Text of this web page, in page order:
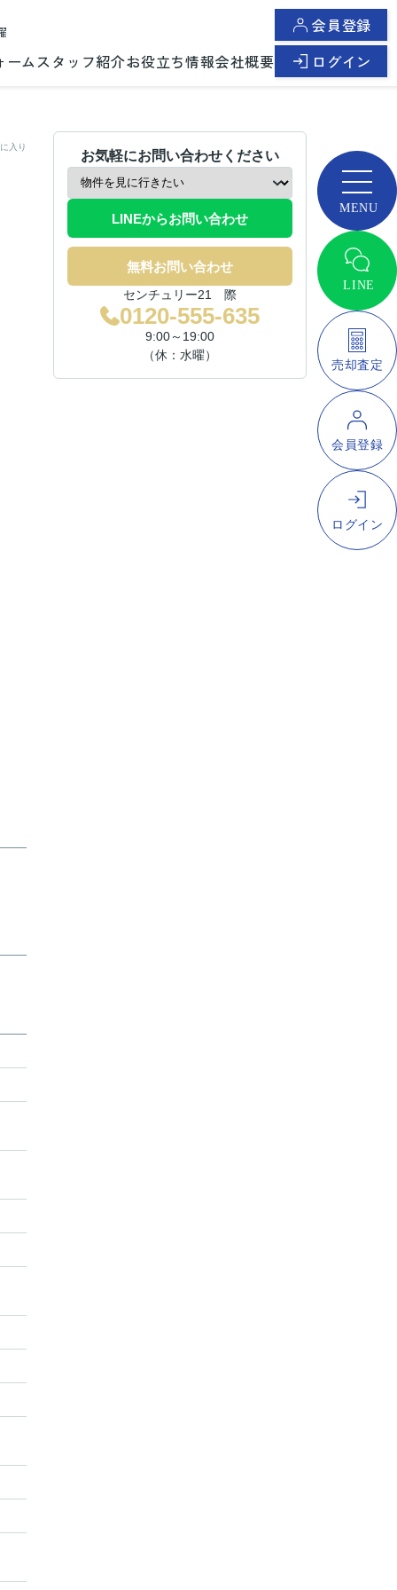
ーム スタッフ紹介お役立ち情報会社概要
会員登録
ログイン
入り
お気軽にお問い合わせください
LINEからお問い合わせ
無料お問い合わせ
センチュリー21 際
0120-555-635
9:00～19:00
（休：水曜）